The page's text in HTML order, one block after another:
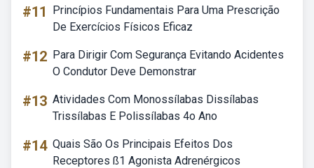
#11
Princípios Fundamentais Para Uma Prescrição
De Exercícios Físicos Eficaz
#12 Para Dirigir Com Segurança Evitando Acidentes
O Condutor Deve Demonstrar
#13 Atividades Com Monossílabas Dissílabas
Trissílabas E Polissílabas 4o Ano
#14 Quais São Os Principais Efeitos Dos
Receptores ß1 Agonista Adrenérgicos